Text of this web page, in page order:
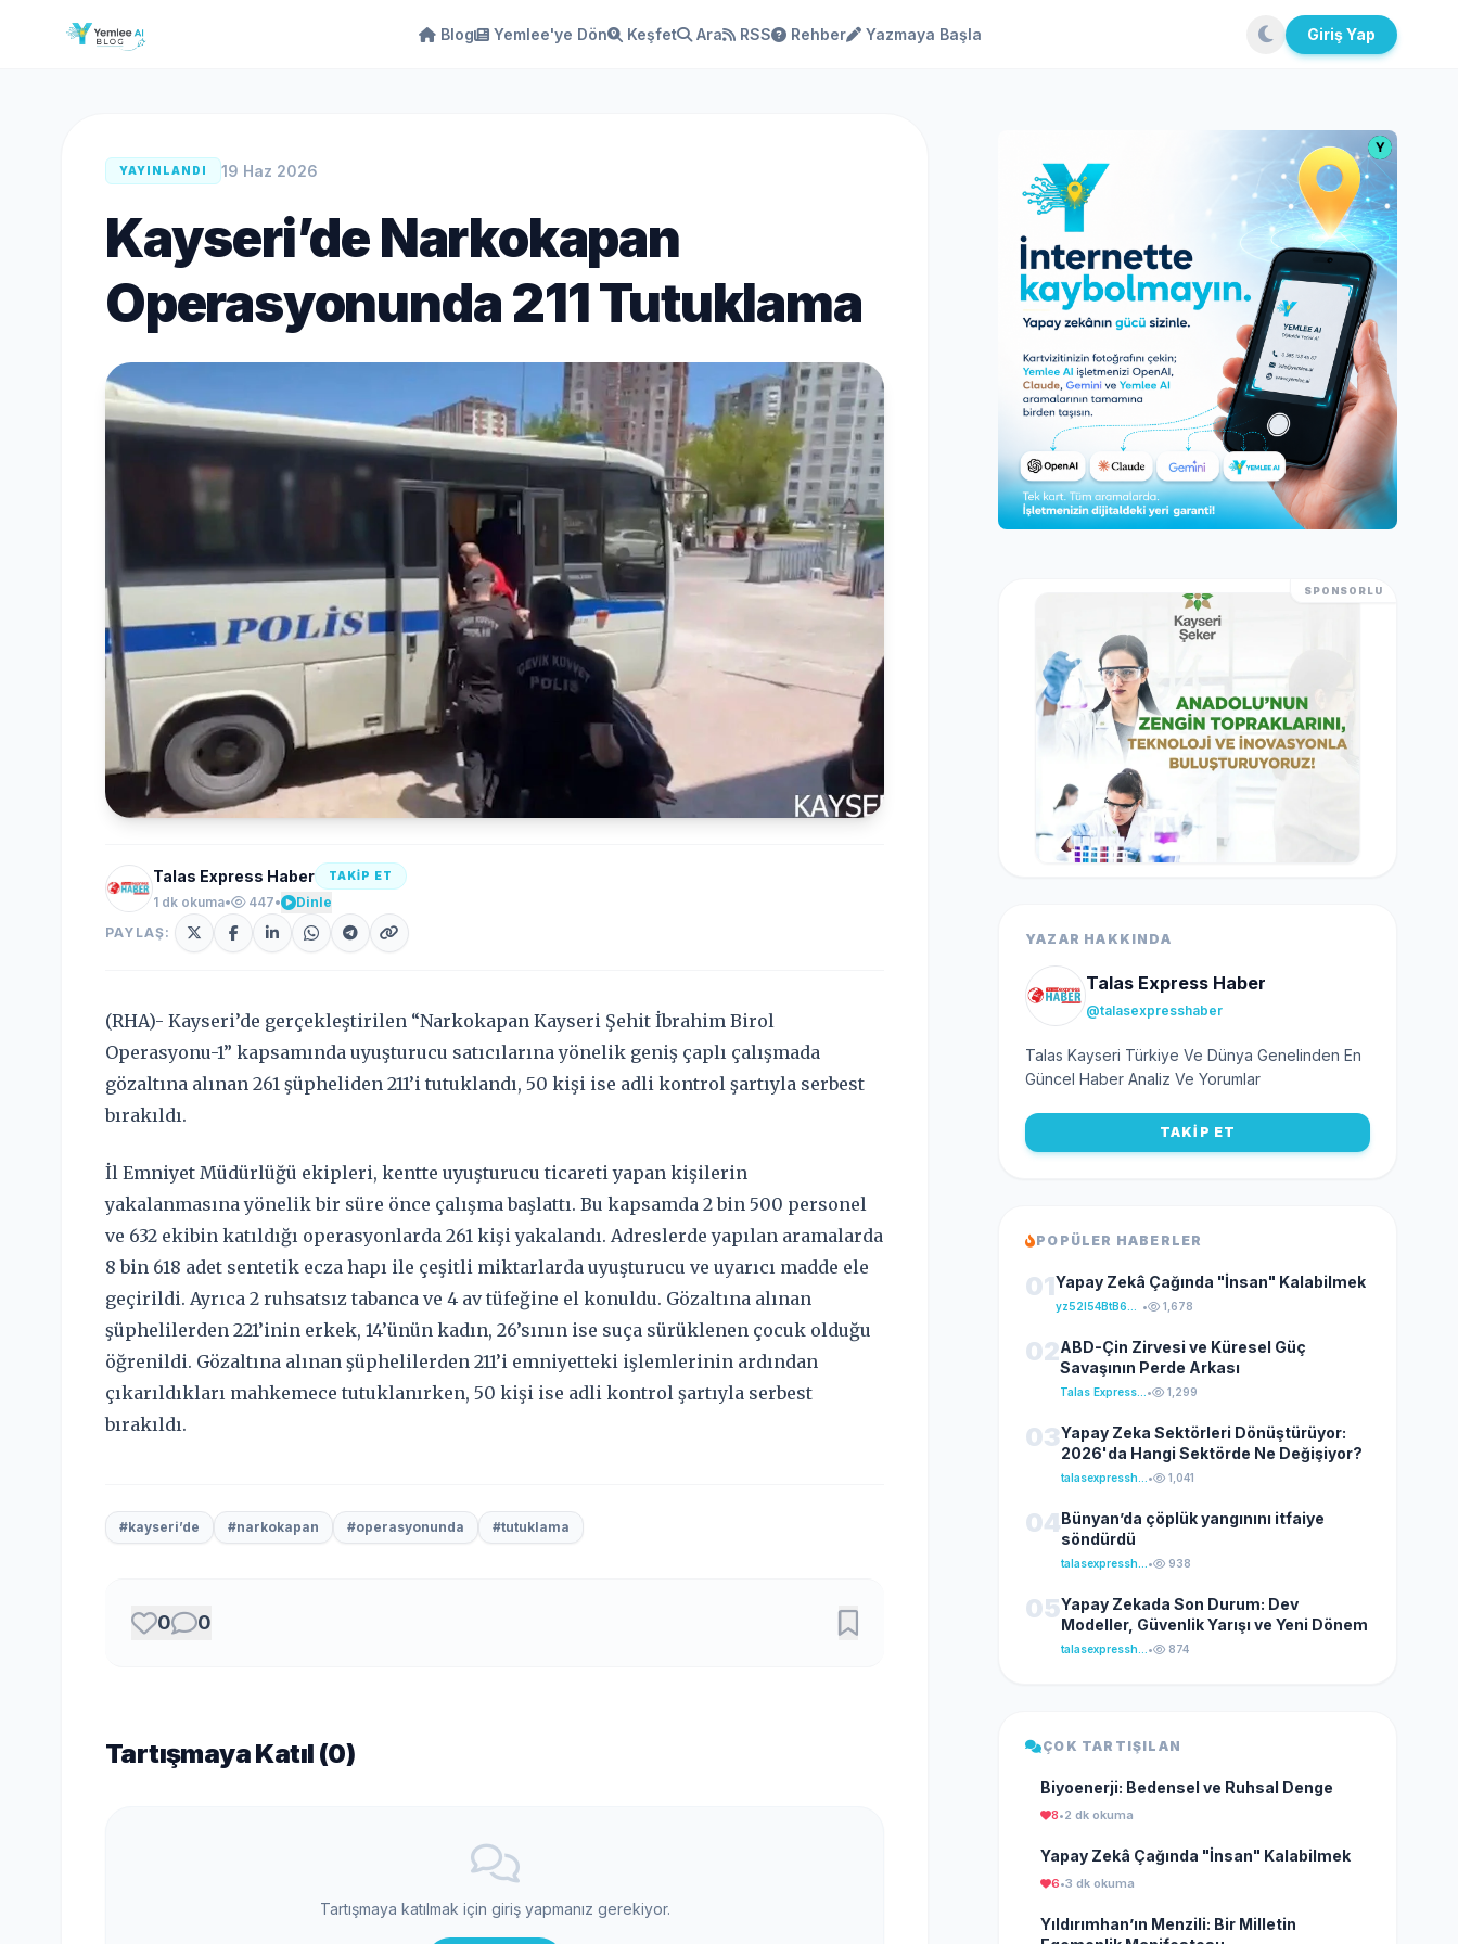
Blog Yemlee'ye Dön Keşfet Ara RSS Rehber Yazmaya Başla Giriş Yap
YAYINLANDI 19 Haz 2026
Kayseri’de Narkokapan
Operasyonunda 211 Tutuklama
Talas Express Haber TAKİP ET
1 dk okuma• 447•
Dinle
PAYLAŞ:
(RHA)- Kayseri’de gerçekleştirilen “Narkokapan Kayseri Şehit İbrahim Birol
Operasyonu-1” kapsamında uyuşturucu satıcılarına yönelik geniş çaplı çalışmada
gözaltına alınan 261 şüpheliden 211’i tutuklandı, 50 kişi ise adli kontrol şartıyla serbest
bırakıldı.
İl Emniyet Müdürlüğü ekipleri, kentte uyuşturucu ticareti yapan kişilerin
yakalanmasına yönelik bir süre önce çalışma başlattı. Bu kapsamda 2 bin 500 personel
ve 632 ekibin katıldığı operasyonlarda 261 kişi yakalandı. Adreslerde yapılan aramalarda
8 bin 618 adet sentetik ecza hapı ile çeşitli miktarlarda uyuşturucu ve uyarıcı madde ele
geçirildi. Ayrıca 2 ruhsatsız tabanca ve 4 av tüfeğine el konuldu. Gözaltına alınan
şüphelilerden 221’inin erkek, 14’ünün kadın, 26’sının ise suça sürüklenen çocuk olduğu
öğrenildi. Gözaltına alınan şüphelilerden 211’i emniyetteki işlemlerinin ardından
çıkarıldıkları mahkemece tutuklanırken, 50 kişi ise adli kontrol şartıyla serbest
bırakıldı.
#kayseri’de #narkokapan #operasyonunda #tutuklama
0 0
Tartışmaya Katıl (0)
Tartışmaya katılmak için giriş yapmanız gerekiyor.
SPONSORLU
YAZAR HAKKINDA
Talas Express Haber
@talasexpresshaber
Talas Kayseri Türkiye Ve Dünya Genelinden En
Güncel Haber Analiz Ve Yorumlar
TAKİP ET
POPÜLER HABERLER
01Yapay Zekâ Çağında "İnsan" Kalabilmek
• 1,678
02ABD-Çin Zirvesi ve Küresel Güç
Savaşının Perde Arkası
• 1,299
03Yapay Zeka Sektörleri Dönüştürüyor:
2026'da Hangi Sektörde Ne Değişiyor?
• 1,041
04Bünyan’da çöplük yangınını itfaiye
söndürdü
• 938
05Yapay Zekada Son Durum: Dev
Modeller, Güvenlik Yarışı ve Yeni Dönem
• 874
ÇOK TARTIŞILAN
Biyoenerji: Bedensel ve Ruhsal Denge
8•2 dk okuma
Yapay Zekâ Çağında "İnsan" Kalabilmek
6•3 dk okuma
Yıldırımhan’ın Menzili: Bir Milletin